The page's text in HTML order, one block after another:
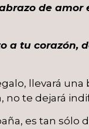
de
a tu corazón,
llevará una
no te dejará
es tan sólo